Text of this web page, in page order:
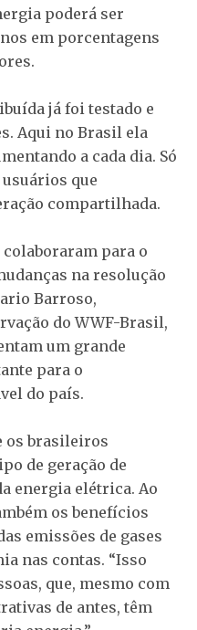
poderá ser
em porcentagens
já foi testado e
Aqui no Brasil ela
a cada dia. Só
usuários que
compartilhada.
para o
na resolução
Barroso,
do WWF-Brasil,
um grande
para o
do país.
os brasileiros
de geração de
energia elétrica. Ao
os benefícios
emissões de gases
nas contas. “Isso
que, mesmo com
de antes, têm